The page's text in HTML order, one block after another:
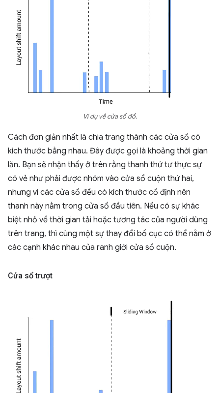
Ví dụ về cửa sổ đổ.
Cách đơn giản nhất là chia trang thành các cửa sổ có
kích thước bằng nhau. Đây được gọi là khoảng thời gian
lăn. Bạn sẽ nhận thấy ở trên rằng thanh thứ tư thực sự
có vẻ như phải được nhóm vào cửa sổ cuộn thứ hai,
nhưng vì các cửa sổ đều có kích thước cố định nên
thanh này nằm trong cửa sổ đầu tiên. Nếu có sự khác
biệt nhỏ về thời gian tải hoặc tương tác của người dùng
trên trang, thì cùng một sự thay đổi bố cục có thể nằm ở
các cạnh khác nhau của ranh giới cửa sổ cuộn.
Cửa sổ trượt